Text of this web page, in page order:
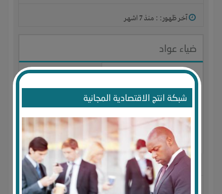
شبكة انتج الاقتصادية المجانية
آخر ظهور: : منذ 7 اشهر
ضياء عواد
الجنس : ذكر
لديـه : الخبرات الوقت المكان-تسويق - شركة أو مصنع